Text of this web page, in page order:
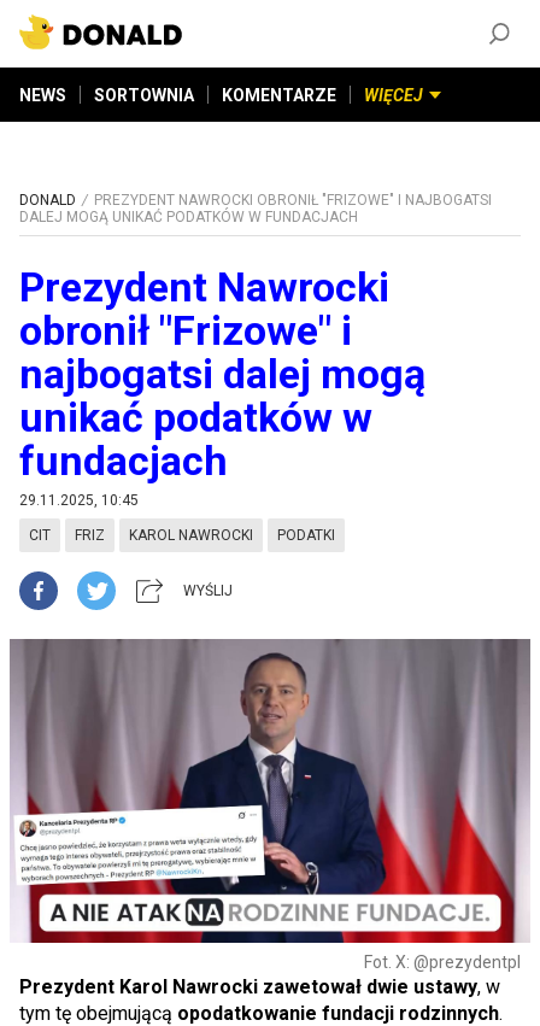
NEWS SORTOWNIA KOMENTARZE WIĘCEJ
DONALD
PREZYDENT NAWROCKI OBRONIŁ "FRIZOWE" I NAJBOGATSI
DALEJ MOGĄ UNIKAĆ PODATKÓW W FUNDACJACH
Prezydent Nawrocki
obronił "Frizowe" i
najbogatsi dalej mogą
unikać podatków w
fundacjach
29.11.2025, 10:45
CIT FRIZ KAROL NAWROCKI PODATKI
WYŚLIJ
Fot. X: @prezydentpl
Prezydent Karol Nawrocki zawetował dwie ustawy, w
tym tę obejmującą opodatkowanie fundacji rodzinnych.